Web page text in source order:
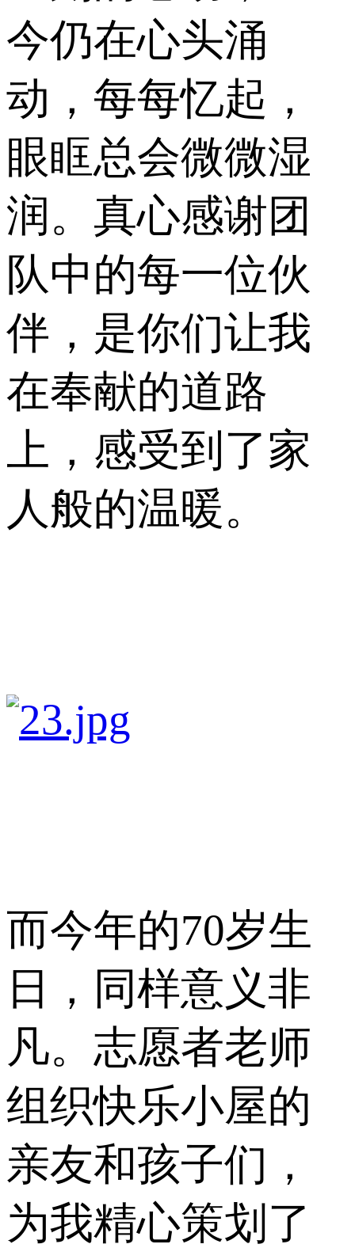
今仍在心头涌
动，每每忆起，
眼眶总会微微湿
润。真心感谢团
队中的每一位伙
伴，是你们让我
在奉献的道路
上，感受到了家
人般的温暖。
而今年的70岁生
日，同样意义非
凡。志愿者老师
组织快乐小屋的
亲友和孩子们，
为我精心策划了